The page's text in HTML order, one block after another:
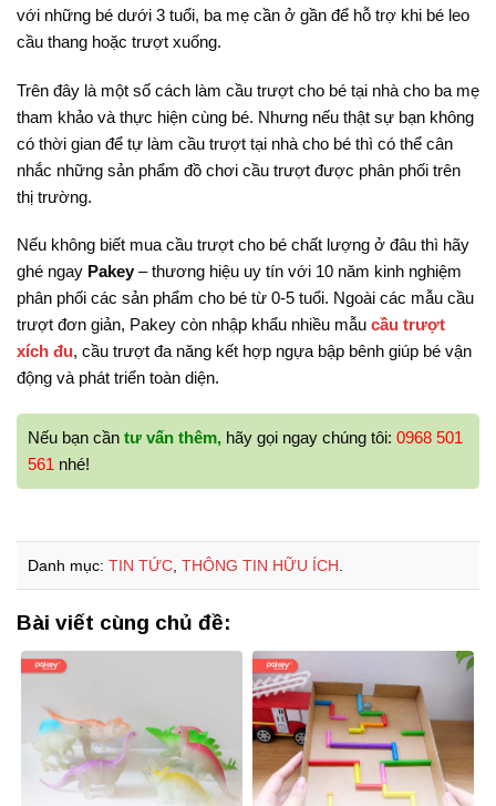
với những bé dưới 3 tuổi, ba mẹ cần ở gần để hỗ trợ khi bé leo
cầu thang hoặc trượt xuống.
Trên đây là một số cách làm cầu trượt cho bé tại nhà cho ba mẹ
tham khảo và thực hiện cùng bé. Nhưng nếu thật sự bạn không
có thời gian để tự làm cầu trượt tại nhà cho bé thì có thể cân
nhắc những sản phẩm đồ chơi cầu trượt được phân phối trên
thị trường.
Nếu không biết mua cầu trượt cho bé chất lượng ở đâu thì hãy
ghé ngay Pakey– thương hiệu uy tín với 10 năm kinh nghiệm
phân phối các sản phẩm cho bé từ 0-5 tuổi. Ngoài các mẫu cầu
trượt đơn giản, Pakey còn nhập khẩu nhiều mẫu cầu trượt
xích đu, cầu trượt đa năng kết hợp ngựa bập bênh giúp bé vận
động và phát triển toàn diện.
Nếu bạn cần tư vấn thêm, hãy gọi ngay chúng tôi: 0968 501
561 nhé!
Danh mục: TIN TỨC, THÔNG TIN HỮU ÍCH.
Bài viết cùng chủ đề: